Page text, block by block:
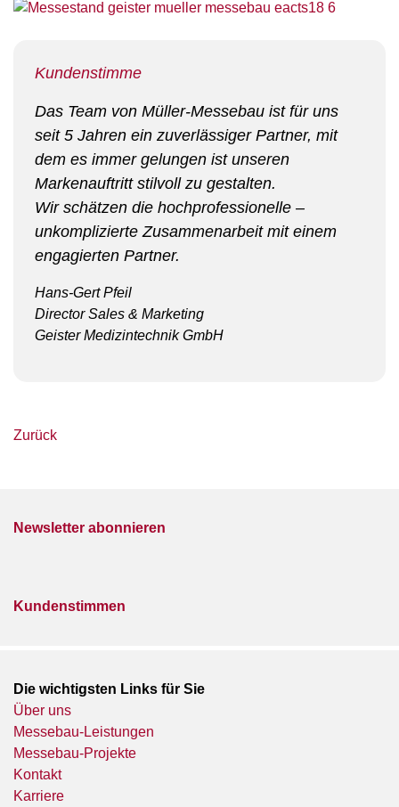
Kundenstimme
Das Team von Müller-Messebau ist für uns
seit 5 Jahren ein zuverlässiger Partner, mit
dem es immer gelungen ist unseren
Markenauftritt stilvoll zu gestalten.
Wir schätzen die hochprofessionelle –
unkomplizierte Zusammenarbeit mit einem
engagierten Partner.
Hans-Gert Pfeil
Director Sales & Marketing
Geister Medizintechnik GmbH
Zurück
Newsletter abonnieren
Kundenstimmen
Die wichtigsten Links für Sie
Über uns
Messebau-Leistungen
Messebau-Projekte
Kontakt
Karriere